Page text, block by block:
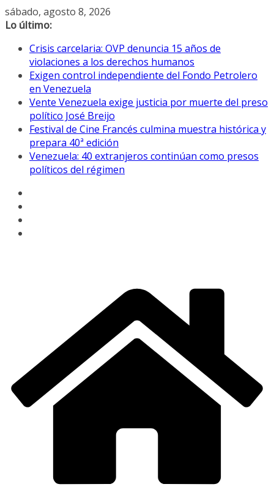
Saltar
al
sábado, agosto 8, 2026
Lo último:
Crisis carcelaria: OVP denuncia 15 años de
violaciones a los derechos humanos
Exigen control independiente del Fondo Petrolero
en Venezuela
Vente Venezuela exige justicia por muerte del preso
político José Breijo
Festival de Cine Francés culmina muestra histórica y
prepara 40ª edición
Venezuela: 40 extranjeros continúan como presos
políticos del régimen